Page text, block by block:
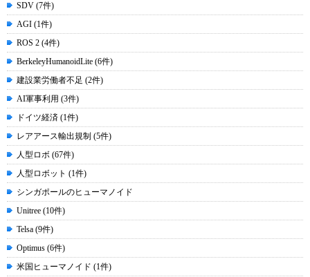
SDV (7件)
AGI (1件)
ROS 2 (4件)
BerkeleyHumanoidLite (6件)
建設業労働者不足 (2件)
AI軍事利用 (3件)
ドイツ経済 (1件)
レアアース輸出規制 (5件)
人型ロボ (67件)
人型ロボット (1件)
シンガポールのヒューマノイド
Unitree (10件)
Telsa (9件)
Optimus (6件)
米国ヒューマノイド (1件)